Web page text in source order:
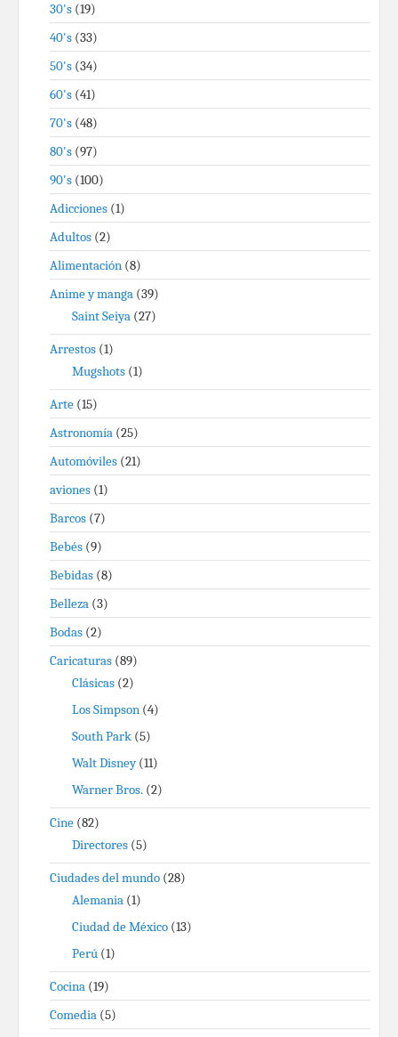
30's (19)
40's (33)
50's (34)
60's (41)
70's (48)
80's (97)
90's (100)
Adicciones (1)
Adultos (2)
Alimentación (8)
Anime y manga (39)
Saint Seiya (27)
Arrestos (1)
Mugshots (1)
Arte (15)
Astronomía (25)
Automóviles (21)
aviones (1)
Barcos (7)
Bebés (9)
Bebidas (8)
Belleza (3)
Bodas (2)
Caricaturas (89)
Clásicas (2)
Los Simpson (4)
South Park (5)
Walt Disney(11)
Warner Bros. (2)
Cine (82)
Directores (5)
Ciudades del mundo (28)
Alemania (1)
Ciudad de México (13)
Perú (1)
Cocina (19)
Comedia (5)